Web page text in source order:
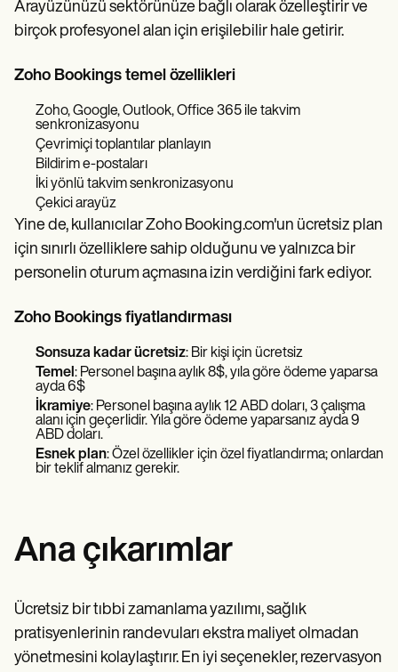
Arayüzünüzü sektörünüze bağlı olarak özelleştirir ve
birçok profesyonel alan için erişilebilir hale getirir.
Zoho Bookings temel özellikleri
Zoho, Google, Outlook, Office 365 ile takvim
senkronizasyonu
Çevrimiçi toplantılar planlayın
Bildirim e-postaları
İki yönlü takvim senkronizasyonu
Çekici arayüz
Yine de, kullanıcılar Zoho Booking.com'un ücretsiz plan
için sınırlı özelliklere sahip olduğunu ve yalnızca bir
personelin oturum açmasına izin verdiğini fark ediyor.
Zoho Bookings fiyatlandırması
Sonsuza kadar ücretsiz: Bir kişi için ücretsiz
Temel : Personel başına aylık 8$, yıla göre ödeme yaparsa
ayda 6$
İkramiye: Personel başına aylık 12 ABD doları, 3 çalışma
alanı için geçerlidir. Yıla göre ödeme yaparsanız ayda 9
ABD doları.
Esnek plan: Özel özellikler için özel fiyatlandırma; onlardan
bir teklif almanız gerekir.
Ana çıkarımlar
Ücretsiz bir tıbbi zamanlama yazılımı, sağlık
pratisyenlerinin randevuları ekstra maliyet olmadan
yönetmesini kolaylaştırır. En iyi seçenekler, rezervasyon